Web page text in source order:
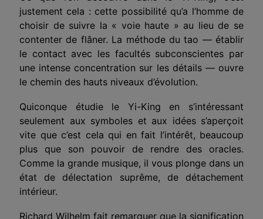
justement cela : cette possibilité qu’a l’homme de
choisir de suivre la « voie haute » au lieu de se
contenter de flâner. La méthode du tao — établir
le contact avec les facultés subconscientes par
une intense concentration sur les détails — ouvre
le chemin des hauts niveaux d’évolution.
Quiconque étudie le Yi-King en s’intéressant
seulement aux symboles et aux idées s’aperçoit
vite que c’est cela qui en fait l’intérêt, beaucoup
plus que son pouvoir de rendre des oracles.
Comme la grande musique, il vous plonge dans un
état de délectation suprême, de détachement
intérieur.
Richard Wilhelm fait remarquer que la signification